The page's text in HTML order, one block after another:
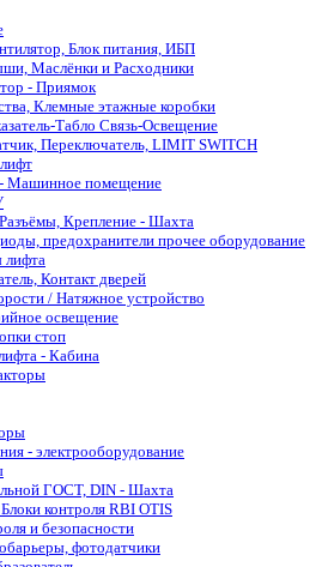
Блок питания, ИБП
Маслёнки и Расходники
- Приямок
Клемные этажные коробки
Табло Связь-Освещение
Переключатель, LIMIT SWITCH
Машинное помещение
Крепление - Шахта
предохранители прочее оборудование
лифта
Контакт дверей
/ Натяжное устройство
освещение
стоп
- Кабина
- электрооборудование
ГОСТ, DIN - Шахта
контроля RBI OTIS
и безопасности
фотодатчики